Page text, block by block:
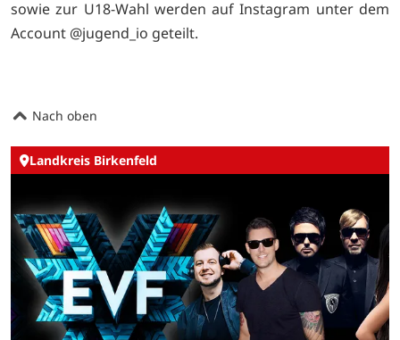
sowie zur U18-Wahl werden auf Instagram unter dem
Account @jugend_io geteilt.
Nach oben
Landkreis Birkenfeld